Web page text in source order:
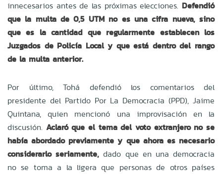
innecesarios antes de las próximas elecciones. Defendió
que la multa de 0,5 UTM no es una cifra nueva, sino
que es la cantidad que regularmente establecen los
Juzgados de Policía Local y que está dentro del rango
de la multa anterior.
Por último, Tohá defendió los comentarios del
presidente del Partido Por La Democracia (PPD), Jaime
Quintana, quien mencionó una improvisación en la
discusión. Aclaró que el tema del voto extranjero no se
había abordado previamente y que ahora es necesario
considerarlo seriamente, dado que en una democracia
no se toma a la ligera que personas de otros países